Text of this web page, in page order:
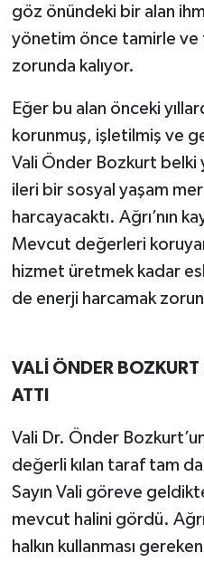
göz önündeki bir alan
yönetim önce tamirle ve
zorunda kalıyor.
Eğer bu alan önceki
korunmuş, işletilmiş ve
Vali Önder Bozkurt belki
ileri bir sosyal yaşam
harcayacaktı. Ağrı’nın
Mevcut değerleri
hizmet üretmek kadar
de enerji harcamak
VALİ ÖNDER BOZKURT
ATTI
Vali Dr. Önder Bozkurt’un
değerli kılan taraf tam
Sayın Vali göreve
mevcut halini gördü.
halkın kullanması